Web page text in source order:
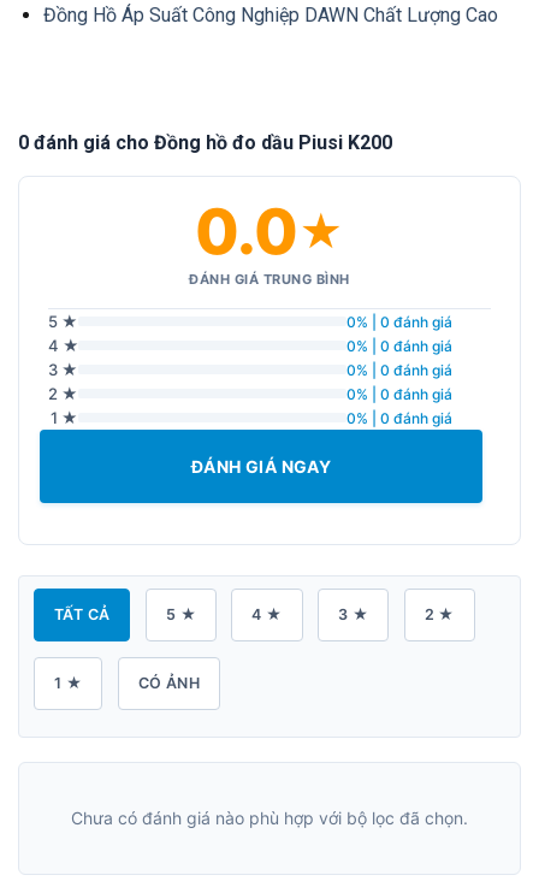
Đồng Hồ Áp Suất Công Nghiệp DAWN Chất Lượng Cao
0 đánh giá cho Đồng hồ đo dầu Piusi K200
0.0★
ĐÁNH GIÁ TRUNG BÌNH
5 ★ 0% | 0 đánh giá
4 ★ 0% | 0 đánh giá
3 ★ 0% | 0 đánh giá
2 ★ 0% | 0 đánh giá
1 ★ 0% | 0 đánh giá
ĐÁNH GIÁ NGAY
TẤT CẢ 5 ★ 4 ★ 3 ★ 2 ★
1 ★ CÓ ẢNH
Chưa có đánh giá nào phù hợp với bộ lọc đã chọn.